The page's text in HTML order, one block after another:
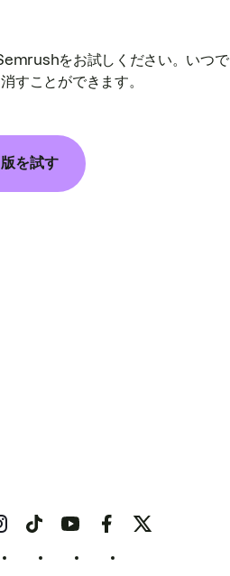
をお試しください。いつ
すことができます。
を試す